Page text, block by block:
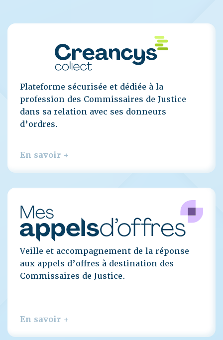
Plateforme sécurisée et dédiée à la
profession des Commissaires de Justice
dans sa relation avec ses donneurs
d’ordres.
En savoir +
Veille et accompagnement de la réponse
aux appels d’offres à destination des
Commissaires de Justice.
En savoir +